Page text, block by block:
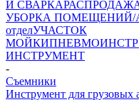
И СВАРКА
УБОРКА ПОМЕЩЕНИЙ/
отделУЧАСТОК
МОЙКИ
ИНСТРУМЕНТ
-
Съемники
Инструмент для грузовых